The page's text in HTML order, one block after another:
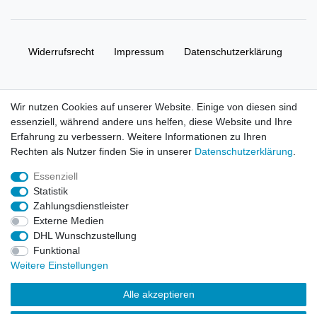
Widerrufs­recht Impressum Daten­schutz­erklärung
© Copyright 2026 | Alle Rechte vorbehalten. HL-
Handelsgesellschaft mbH.
Alle Markennamen, Warenzeichen sowie sämtliche Produktbilder
und Beschreibungen sind Eigentum Ihrer rechtmäßigen
Eigentümer und dienen hier nur der Beschreibung.
Preise nur für registrierte Händler, ansonsten zeigt der Shop 0,00
€
LEGO, das LEGO Logo, die Minifigur, DUPLO, LEGENDS OF
CHIMA, NINJAGO, BIONICLE, MINDSTORMS und MIXELS sind
Wir nutzen Cookies auf unserer Website. Einige von diesen sind
essenziell, während andere uns helfen, diese Website und Ihre
Erfahrung zu verbessern. Weitere Informationen zu Ihren
Rechten als Nutzer finden Sie in unserer Daten­schutz­erklärung
Essenziell
Statistik
Zahlungsdienstleister
Externe Medien
DHL Wunschzustellung
Funktional
Weitere Einstellungen
Alle akzeptieren